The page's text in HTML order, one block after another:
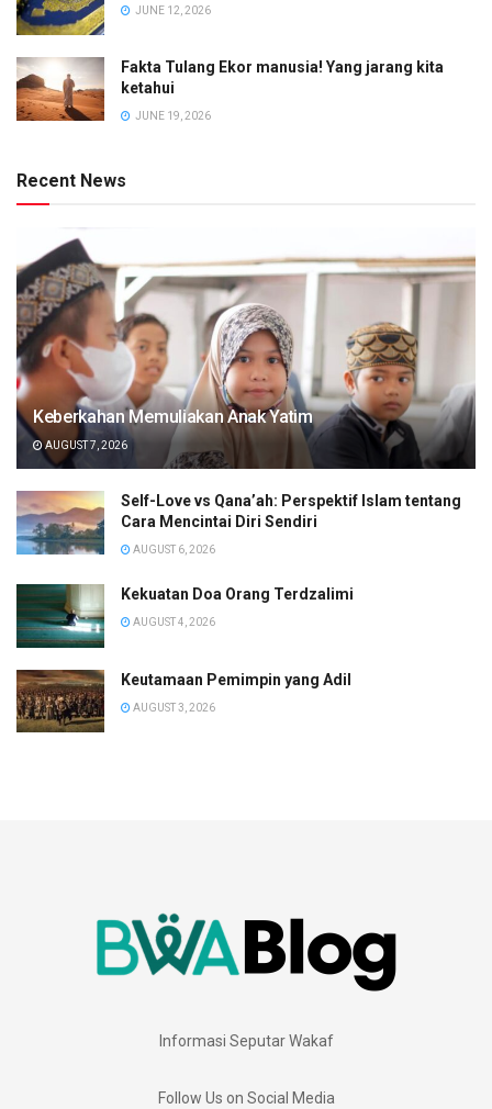
JUNE 12, 2026
Fakta Tulang Ekor manusia! Yang jarang kita
ketahui
JUNE 19, 2026
Recent News
Keberkahan Memuliakan Anak Yatim
AUGUST 7, 2026
Self-Love vs Qana’ah: Perspektif Islam tentang
Cara Mencintai Diri Sendiri
AUGUST 6, 2026
Kekuatan Doa Orang Terdzalimi
AUGUST 4, 2026
Keutamaan Pemimpin yang Adil
AUGUST 3, 2026
Informasi Seputar Wakaf
Follow Us on Social Media